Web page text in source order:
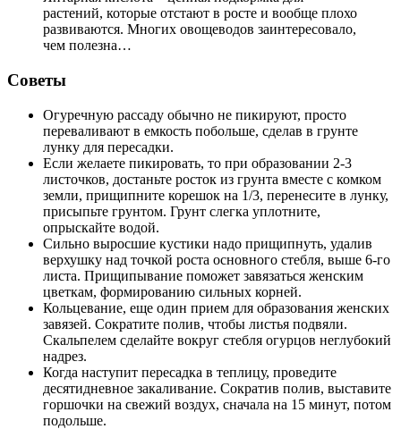
растений, которые отстают в росте и вообще плохо
развиваются. Многих овощеводов заинтересовало,
чем полезна…
Советы
Огуречную рассаду обычно не пикируют, просто
переваливают в емкость побольше, сделав в грунте
лунку для пересадки.
Если желаете пикировать, то при образовании 2-3
листочков, достаньте росток из грунта вместе с комком
земли, прищипните корешок на 1/3, перенесите в лунку,
присыпьте грунтом. Грунт слегка уплотните,
опрыскайте водой.
Сильно выросшие кустики надо прищипнуть, удалив
верхушку над точкой роста основного стебля, выше 6-го
листа. Прищипывание поможет завязаться женским
цветкам, формированию сильных корней.
Кольцевание, еще один прием для образования женских
завязей. Сократите полив, чтобы листья подвяли.
Скальпелем сделайте вокруг стебля огурцов неглубокий
надрез.
Когда наступит пересадка в теплицу, проведите
десятидневное закаливание. Сократив полив, выставите
горшочки на свежий воздух, сначала на 15 минут, потом
подольше.